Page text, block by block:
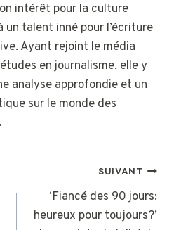
intérêt pour la culture
un talent inné pour l’écriture
Ayant rejoint le média
en journalisme, elle y
analyse approfondie et un
sur le monde des
SUIVANT
‘Fiancé des 90 jours:
heureux pour toujours?’